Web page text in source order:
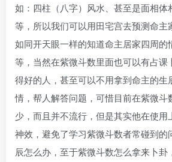
如：四柱（八字）风水、甚至是面相体
等，所以我们可以用田宅宫去预测命主
如同开天眼一样的知道命主居家四周的
等，当然在紫微斗数里面也可以有占课
得好的人，甚至可以不用拿到命主的生
情，帮人解答问题，可惜目前在紫微斗
少，而且并不流行，但是其实他在使用
神效，避免了学习紫微斗数者常碰到的
辰怎么办，至于紫微斗数怎么拿来卜卦